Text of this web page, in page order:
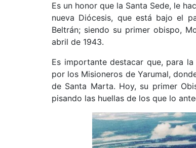
Es un honor que la Santa Sede, le
nueva Diócesis, que está bajo el
Beltrán; siendo su primer obispo,
abril de 1943.
Es importante destacar que, para
por los Misioneros de Yarumal,
de Santa Marta. Hoy, su primer
pisando las huellas de los que lo